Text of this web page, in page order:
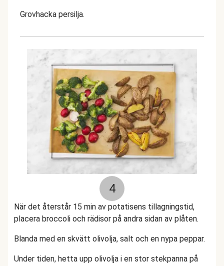
Grovhacka persilja.
4
När det återstår 15 min av potatisens tillagningstid,
placera broccoli och rädisor på andra sidan av plåten.
Blanda med en skvätt olivolja, salt och en nypa peppar.
Under tiden, hetta upp olivolja i en stor stekpanna på